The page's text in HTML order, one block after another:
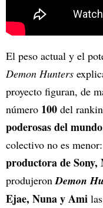
El peso actual y el
Demon Hunters
proyecto figuran, de
número 100 del
poderosas del mundo
colectivo no es
productora de Sony,
produjeronDemon
Ejae, Nuna y Ami